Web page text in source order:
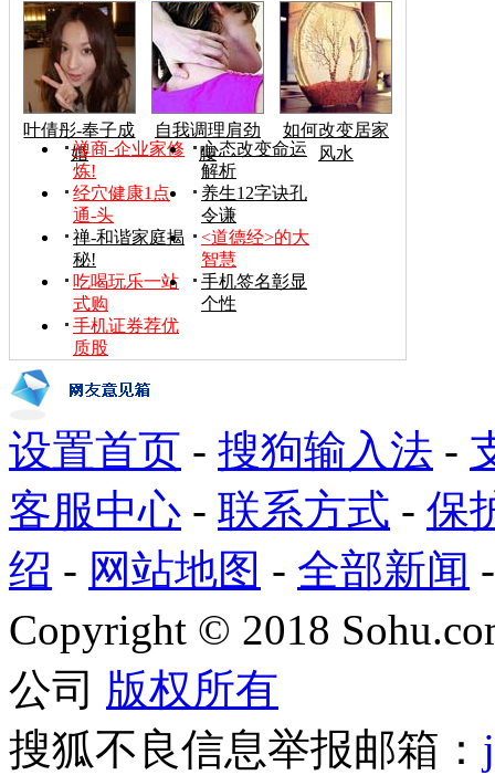
叶倩彤-奉子成
婚
自我调理肩劲
腰
如何改变居家
风水
禅商-企业家修
炼!
心态改变命运
解析
经穴健康1点
通-头
养生12字诀孔
令谦
禅-和谐家庭揭
秘!
<道德经>的大
智慧
吃喝玩乐一站
式购
手机签名彰显
个性
手机证券荐优
质股
设置首页 - 搜狗输入法 -
客服中心 - 联系方式 - 保
绍 - 网站地图 - 全部新闻
Copyright © 2018
公司 版权所有
搜狐不良信息举报邮箱：